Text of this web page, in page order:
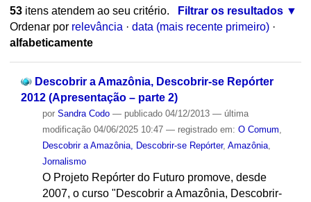
53itens atendem ao seu critério.
Filtrar os resultados
Ordenar por relevância · data (mais recente primeiro) ·
alfabeticamente
Descobrir a Amazônia, Descobrir-se Repórter
2012 (Apresentação – parte 2)
por Sandra Codo — publicado04/12/2013 — última
modificação04/06/2025 10:47 — registrado em: O Comum
Descobrir a Amazônia, Descobrir-se Repórter, Amazônia,
Jornalismo
O Projeto Repórter do Futuro promove, desde
2007, o curso "Descobrir a Amazônia, Descobrir-